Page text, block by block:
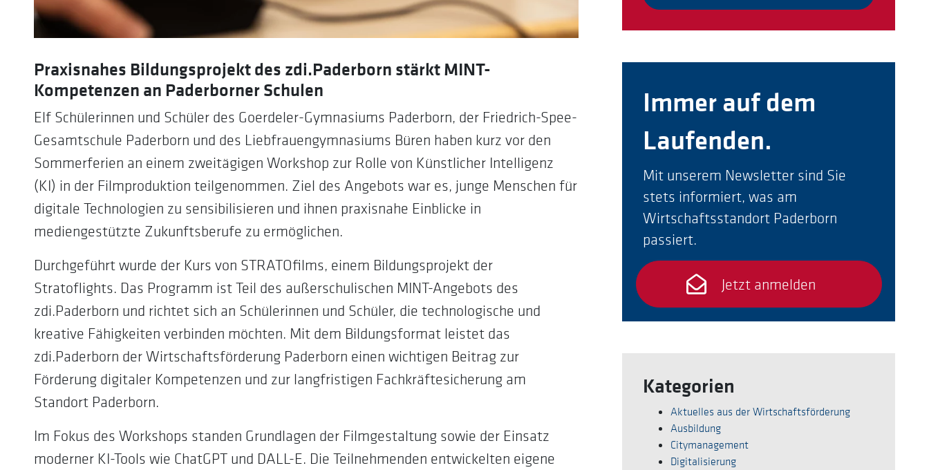
Praxisnahes Bildungsprojekt des zdi.Paderborn stärkt MINT-
Kompetenzen an Paderborner Schulen
Elf Schülerinnen und Schüler des Goerdeler-Gymnasiums Paderborn, der Friedrich-Spee-
Gesamtschule Paderborn und des Liebfrauengymnasiums Büren haben kurz vor den
Sommerferien an einem zweitägigen Workshop zur Rolle von Künstlicher Intelligenz
(KI) in der Filmproduktion teilgenommen. Ziel des Angebots war es, junge Menschen für
digitale Technologien zu sensibilisieren und ihnen praxisnahe Einblicke in
mediengestützte Zukunftsberufe zu ermöglichen.
Durchgeführt wurde der Kurs von STRATOfilms, einem Bildungsprojekt der
Stratoflights. Das Programm ist Teil des außerschulischen MINT-Angebots des
zdi.Paderborn und richtet sich an Schülerinnen und Schüler, die technologische und
kreative Fähigkeiten verbinden möchten. Mit dem Bildungsformat leistet das
zdi.Paderborn der Wirtschaftsförderung Paderborn einen wichtigen Beitrag zur
Förderung digitaler Kompetenzen und zur langfristigen Fachkräftesicherung am
Standort Paderborn.
Im Fokus des Workshops standen Grundlagen der Filmgestaltung sowie der Einsatz
moderner KI-Tools wie ChatGPT und DALL-E. Die Teilnehmenden entwickelten eigene
Immer auf dem
Laufenden.
Mit unserem Newsletter sind Sie
stets informiert, was am
Wirtschaftsstandort Paderborn
passiert.
Jetzt anmelden
Kategorien
Aktuelles aus der Wirtschaftsförderung
Ausbildung
Citymanagement
Digitalisierung